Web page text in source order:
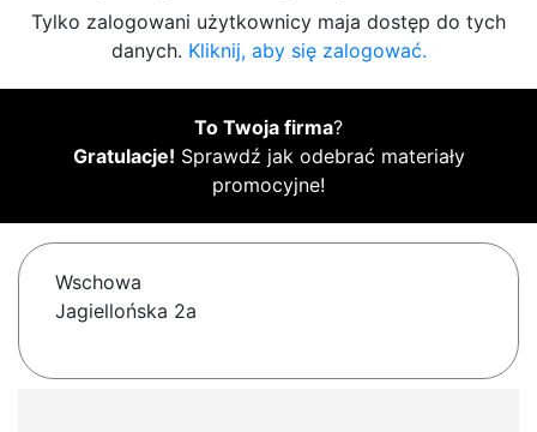
Tylko zalogowani użytkownicy maja dostęp do tych
danych. Kliknij, aby się zalogować.
To Twoja firma?
Gratulacje! Sprawdź jak odebrać materiały
promocyjne!
Wschowa
Jagiellońska 2a